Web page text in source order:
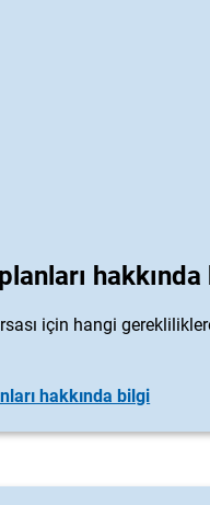
için hangi
hakkında bilgi